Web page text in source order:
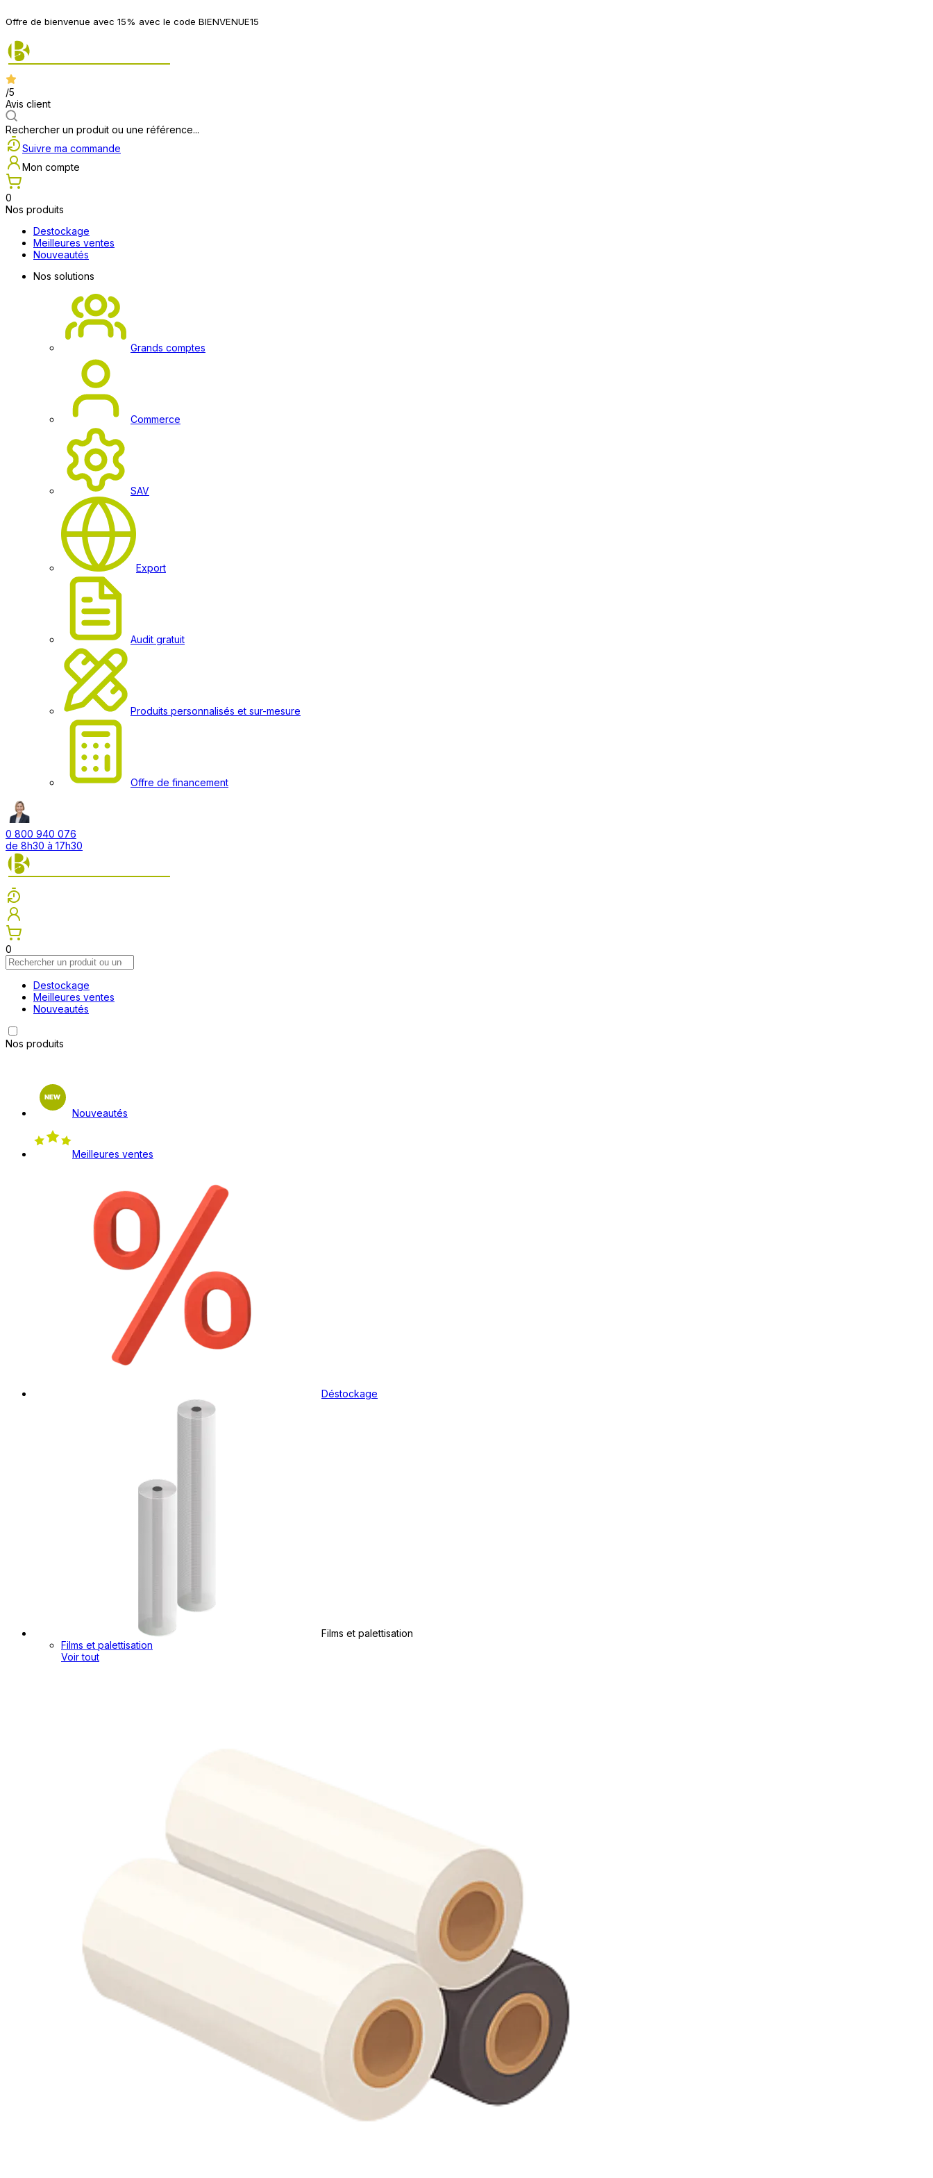
Offre de bienvenue avec 15% avec le code BIENVENUE15
/5
Avis client
Rechercher un produit ou une référence...
Suivre ma commande
Mon compte
0
Nos produits
Destockage
Meilleures ventes
Nouveautés
Nos solutions
Grands comptes
Commerce
SAV
Export
Audit gratuit
Produits personnalisés et sur-mesure
Offre de financement
0 800 940 076
de 8h30 à 17h30
0
Destockage
Meilleures ventes
Nouveautés
Nos produits
Nouveautés
Meilleures ventes
Déstockage
Films et palettisation
Films et palettisation
Voir tout